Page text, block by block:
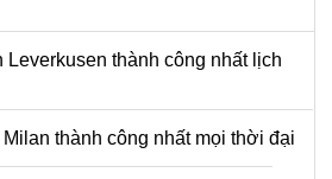
thành công nhất lịch
thành công nhất mọi thời đại